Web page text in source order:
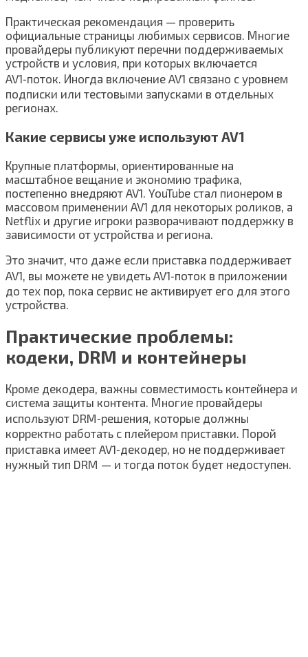
Практическая рекомендация — проверить
официальные страницы любимых сервисов. Многие
провайдеры публикуют перечни поддерживаемых
устройств и условия, при которых включается
AV1‑поток. Иногда включение AV1 связано с уровнем
подписки или тестовыми запусками в отдельных
регионах.
Какие сервисы уже используют AV1
Крупные платформы, ориентированные на
масштабное вещание и экономию трафика,
постепенно внедряют AV1. YouTube стал пионером в
массовом применении AV1 для некоторых роликов, а
Netflix и другие игроки разворачивают поддержку в
зависимости от устройства и региона.
Это значит, что даже если приставка поддерживает
AV1, вы можете не увидеть AV1‑поток в приложении
до тех пор, пока сервис не активирует его для этого
устройства.
Практические проблемы:
кодеки, DRM и контейнеры
Кроме декодера, важны совместимость контейнера и
система защиты контента. Многие провайдеры
используют DRM‑решения, которые должны
корректно работать с плейером приставки. Порой
приставка имеет AV1‑декодер, но не поддерживает
нужный тип DRM — и тогда поток будет недоступен.